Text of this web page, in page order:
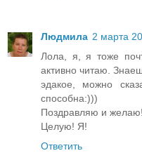
Людмила 2 марта
Лола, я, я тоже
активно читаю.
эдакое, можно
способна:)))
Поздравляю и
Целую! Я!
Ответить